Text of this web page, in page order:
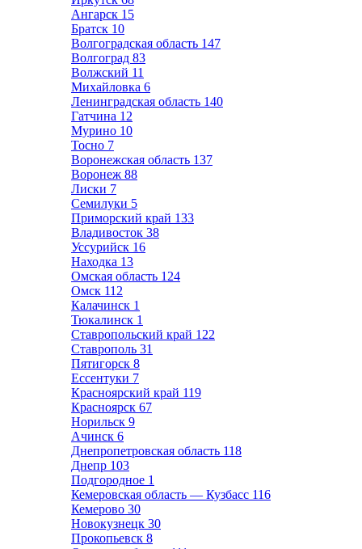
Ангарск 15
Братск 10
Волгоградская область 147
Волгоград 83
Волжский 11
Михайловка 6
Ленинградская область 140
Гатчина 12
Мурино 10
Тосно 7
Воронежская область 137
Воронеж 88
Лиски 7
Семилуки 5
Приморский край 133
Владивосток 38
Уссурийск 16
Находка 13
Омская область 124
Омск 112
Калачинск 1
Тюкалинск 1
Ставропольский край 122
Ставрополь 31
Пятигорск 8
Ессентуки 7
Красноярский край 119
Красноярск 67
Норильск 9
Ачинск 6
Днепропетровская область 118
Днепр 103
Подгородное 1
Кемеровская область — Кузбасс 116
Кемерово 30
Новокузнецк 30
Прокопьевск 8